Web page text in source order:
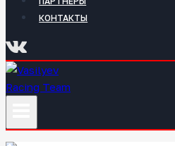
КОНТАКТЫ